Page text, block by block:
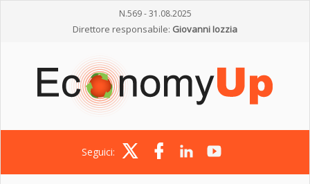
N.569 - 31.08.2025
Direttore responsabile: Giovanni Iozzia
Seguici: